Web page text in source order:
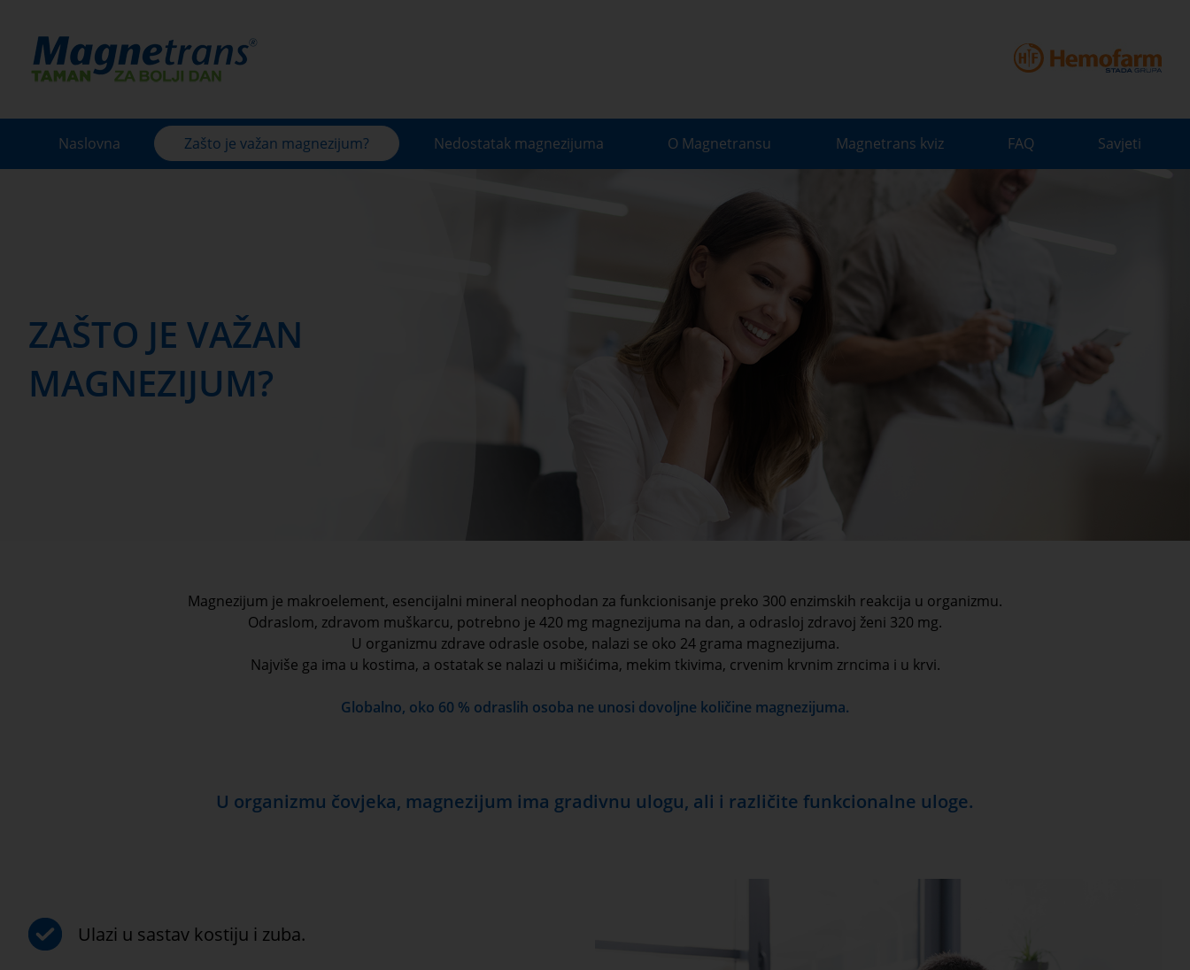
Naslovna Zašto je važan magnezijum? Nedostatak magnezijuma O Magnetransu Magnetrans kviz FAQ Savjeti
ZAŠTO JE VAŽAN
MAGNEZIJUM?
Magnezijum je makroelement, esencijalni mineral neophodan za funkcionisanje preko 300 enzimskih reakcija u organizmu.
Odraslom, zdravom muškarcu, potrebno je 420 mg magnezijuma na dan, a odrasloj zdravoj ženi 320 mg.
U organizmu zdrave odrasle osobe, nalazi se oko 24 grama magnezijuma.
Najviše ga ima u kostima, a ostatak se nalazi u mišićima, mekim tkivima, crvenim krvnim zrncima i u krvi.
Globalno, oko 60 % odraslih osoba ne unosi dovoljne količine magnezijuma.
U organizmu čovjeka, magnezijum ima gradivnu ulogu, ali i različite funkcionalne uloge.
Ulazi u sastav kostiju i zuba.